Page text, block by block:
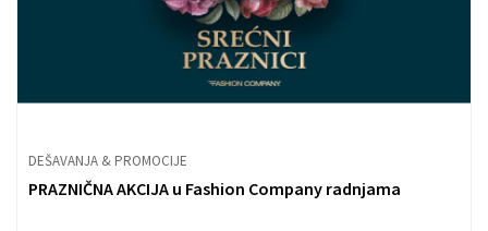
DEŠAVANJA & PROMOCIJE
PRAZNIČNA AKCIJA u Fashion Company radnjama